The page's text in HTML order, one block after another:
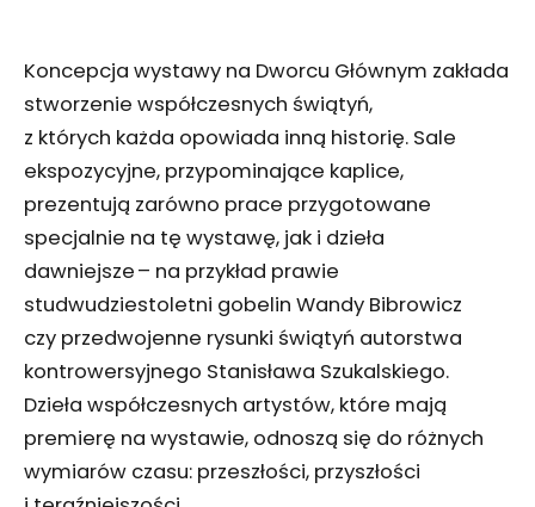
Koncepcja wystawy na Dworcu Głównym zakłada
stworzenie współczesnych świątyń,
z których każda opowiada inną historię. Sale
ekspozycyjne, przypominające kaplice,
prezentują zarówno prace przygotowane
specjalnie na tę wystawę, jak i dzieła
dawniejsze – na przykład prawie
studwudziestoletni gobelin Wandy Bibrowicz
czy przedwojenne rysunki świątyń autorstwa
kontrowersyjnego Stanisława Szukalskiego.
Dzieła współczesnych artystów, które mają
premierę na wystawie, odnoszą się do różnych
wymiarów czasu: przeszłości, przyszłości